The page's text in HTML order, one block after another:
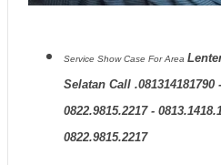
Service Show Case For Area
Selatan Call .081314181790
0822.9815.2217 -
0822.9815.2217